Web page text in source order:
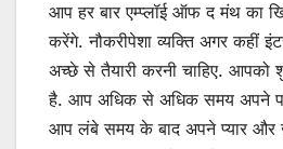
आप हर बार एम्प्लॉई ऑफ द मंथ का
करेंगे. नौकरीपेशा व्यक्ति अगर कहीं
अच्छे से तैयारी करनी चाहिए. आपको
है. आप अधिक से अधिक समय अपने
आप लंबे समय के बाद अपने प्यार और